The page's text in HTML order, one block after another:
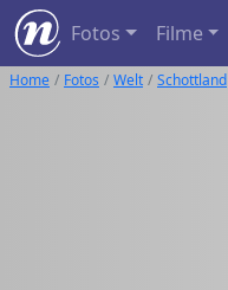
Fotos Filme
Home Fotos Welt Schottland